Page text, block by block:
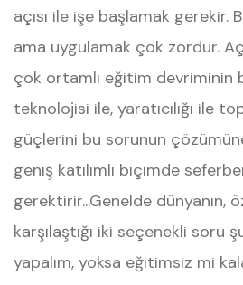
açısı ile işe başlamak gerekir.
ama uygulamak çok zordur.
çok ortamlı eğitim devriminin
teknolojisi ile, yaratıcılığı ile
güçlerini bu sorunun
geniş katılımlı biçimde
gerektirir...Genelde dünyanın,
karşılaştığı iki seçenekli soru
yapalım, yoksa eğitimsiz mi